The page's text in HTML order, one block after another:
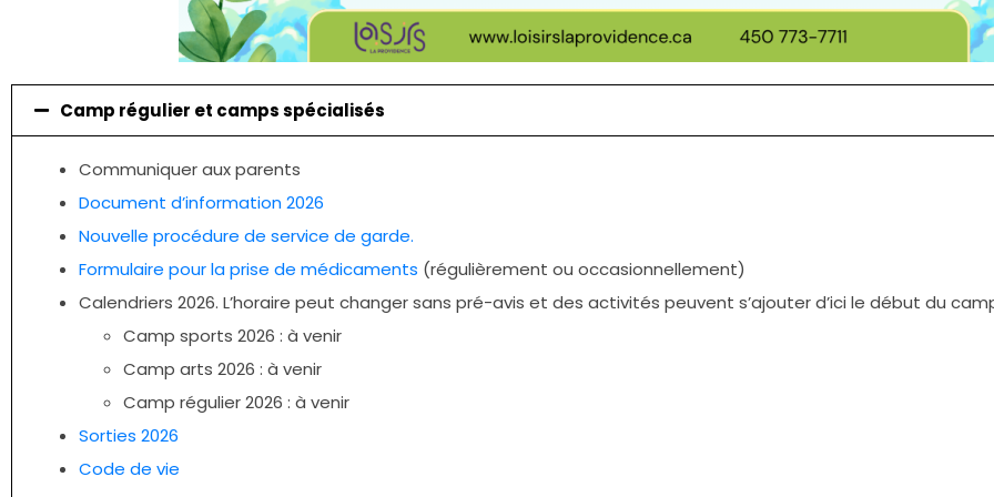
Camp régulier et camps spécialisés
Communiquer aux parents
Document d’information 2026
Nouvelle procédure de service de garde.
Formulaire pour la prise de médicaments (régulièrement ou occasionnellement)
Calendriers 2026. L’horaire peut changer sans pré-avis et des activités peuvent s’ajouter d’ici le début du
Camp sports 2026 : à venir
Camp arts 2026 : à venir
Camp régulier 2026 : à venir
Sorties 2026
Code de vie